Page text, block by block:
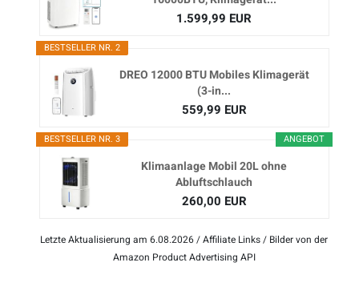
1.599,99 EUR
BESTSELLER NR. 2
DREO 12000 BTU Mobiles Klimagerät
(3-in...
559,99 EUR
ANGEBOT
BESTSELLER NR. 3
Klimaanlage Mobil 20L ohne
Abluftschlauch
260,00 EUR
Letzte Aktualisierung am 6.08.2026 / Affiliate Links / Bilder von der
Amazon Product Advertising API